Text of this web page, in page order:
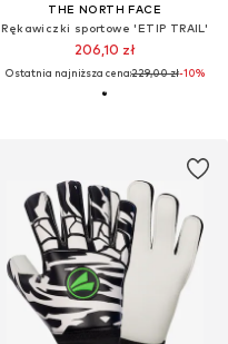
THE NORTH FACE
Rękawiczki sportowe 'ETIP TRAIL'
206,10 zł
Ostatnia najniższa cena:229,00 zł-10%